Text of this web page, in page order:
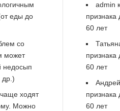
еды до
со
может
недосып
др.)
ходят
Можно
admin
60 лет
60 лет
Андрей
60 лет